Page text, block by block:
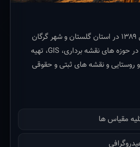
شرکت ژئوسنج آسیا از سال ۱۳۸۹ در استان گلستان و شهر گرگان
فعالیت خود را آغاز کرده و در حوزه های نقشه برداری، GIS، تهیه
روستایی و نقشه های ثبتی و حقوقی
مقیاس ها